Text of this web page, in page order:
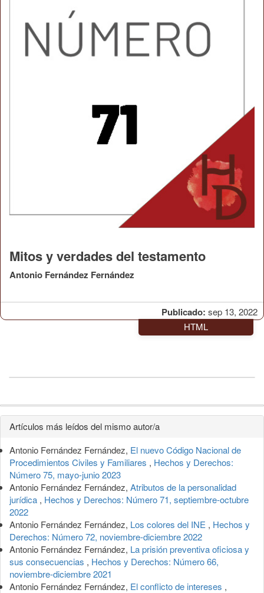
Publicado: sep 13, 2022
Mitos y verdades del testamento
Antonio Fernández Fernández
HTML
Detalles
del
artículo
Artículos más leídos del mismo autor/a
Antonio Fernández Fernández, El nuevo Código Nacional de
Procedimientos Civiles y Familiares , Hechos y Derechos:
Número 75, mayo-junio 2023
Antonio Fernández Fernández, Atributos de la personalidad
jurídica , Hechos y Derechos: Número 71, septiembre-octubre
2022
Antonio Fernández Fernández, Los colores del INE , Hechos y
Derechos: Número 72, noviembre-diciembre 2022
Antonio Fernández Fernández, La prisión preventiva oficiosa y
sus consecuencias , Hechos y Derechos: Número 66,
noviembre-diciembre 2021
Antonio Fernández Fernández, El conflicto de intereses ,